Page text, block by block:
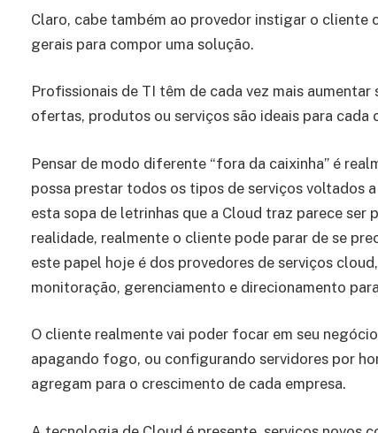
Claro, cabe também ao provedor instigar o cliente
gerais para compor uma solução.
Profissionais de TI têm de cada vez mais
ofertas, produtos ou serviços são ideais para cada
Pensar de modo diferente “fora da caixinha” é
possa prestar todos os tipos de serviços voltados
esta sopa de letrinhas que a Cloud traz parece ser
realidade, realmente o cliente pode parar de se
este papel hoje é dos provedores de serviços
monitoração, gerenciamento e direcionamento
O cliente realmente vai poder focar em seu
apagando fogo, ou configurando servidores por
agregam para o crescimento de cada empresa.